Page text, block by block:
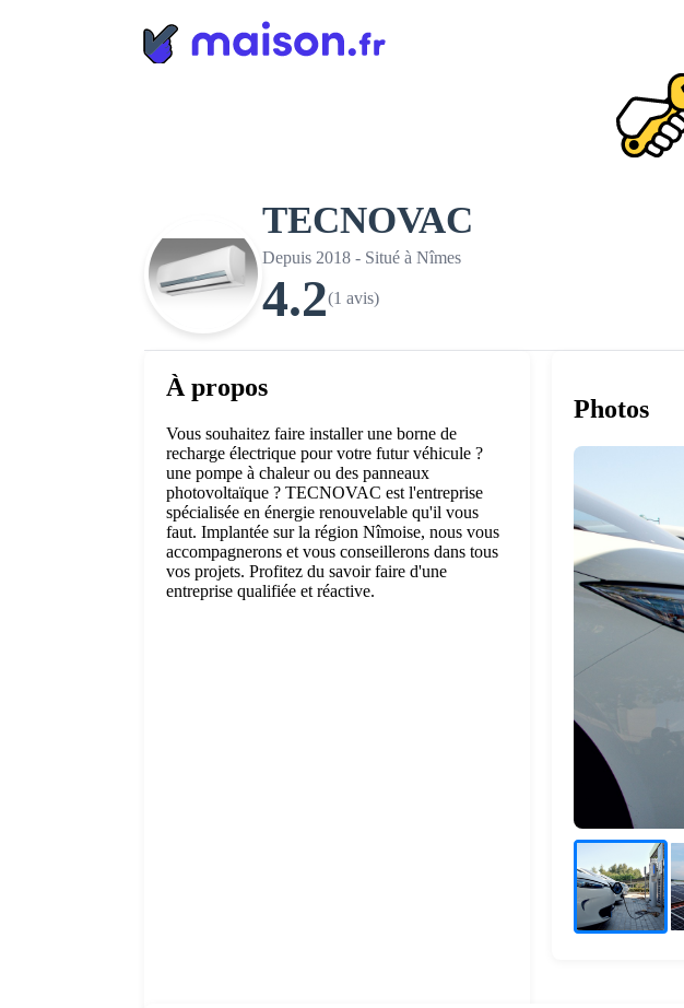
TECNOVAC
Depuis 2018 - Situé à Nîmes
4.2(1 avis)
À propos
Vous souhaitez faire installer une borne de
recharge électrique pour votre futur véhicule ?
une pompe à chaleur ou des panneaux
photovoltaïque ? TECNOVAC est l'entreprise
spécialisée en énergie renouvelable qu'il vous
faut. Implantée sur la région Nîmoise, nous vous
accompagnerons et vous conseillerons dans tous
vos projets. Profitez du savoir faire d'une
entreprise qualifiée et réactive.
Photos